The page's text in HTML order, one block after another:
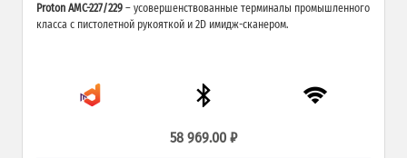
Proton AMC-227/229 – усовершенствованные терминалы промышленного
класса с пистолетной рукояткой и 2D имидж-сканером.
58 969.00 ₽